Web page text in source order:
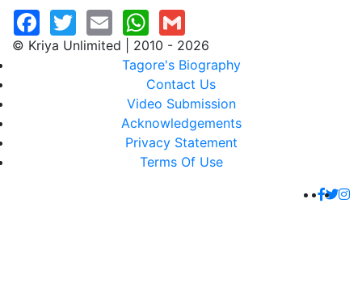
© Kriya Unlimited | 2010 - 2026
Tagore's Biography
Contact Us
Video Submission
Acknowledgements
Privacy Statement
Terms Of Use